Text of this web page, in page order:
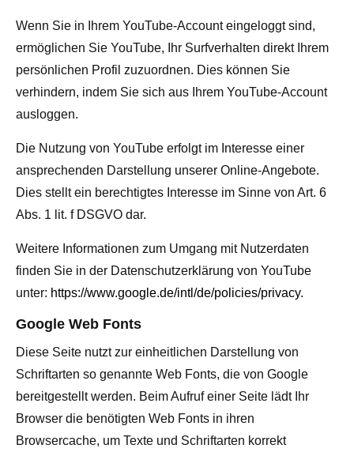
Wenn Sie in Ihrem YouTube-Account eingeloggt sind,
ermöglichen Sie YouTube, Ihr Surfverhalten direkt Ihrem
persönlichen Profil zuzuordnen. Dies können Sie
verhindern, indem Sie sich aus Ihrem YouTube-Account
ausloggen.
Die Nutzung von YouTube erfolgt im Interesse einer
ansprechenden Darstellung unserer Online-Angebote.
Dies stellt ein berechtigtes Interesse im Sinne von Art. 6
Abs. 1 lit. f DSGVO dar.
Weitere Informationen zum Umgang mit Nutzerdaten
finden Sie in der Datenschutzerklärung von YouTube
unter: https://www.google.de/intl/de/policies/privacy.
Google Web Fonts
Diese Seite nutzt zur einheitlichen Darstellung von
Schriftarten so genannte Web Fonts, die von Google
bereitgestellt werden. Beim Aufruf einer Seite lädt Ihr
Browser die benötigten Web Fonts in ihren
Browsercache, um Texte und Schriftarten korrekt